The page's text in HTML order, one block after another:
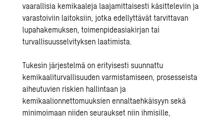
vaarallisia kemikaaleja laajamittaisesti käsitteleviin ja
varastoiviin laitoksiin, jotka edellyttävät tarvittavan
lupahakemuksen, toimenpideasiakirjan tai
turvallisuusselvityksen laatimista.
Tukesin järjestelmä on erityisesti suunnattu
kemikaaliturvallisuuden varmistamiseen, prosesseista
aiheutuvien riskien hallintaan ja
kemikaalionnettomuuksien ennaltaehkäisyyn sekä
minimoimaan niiden seuraukset niin ihmisille,